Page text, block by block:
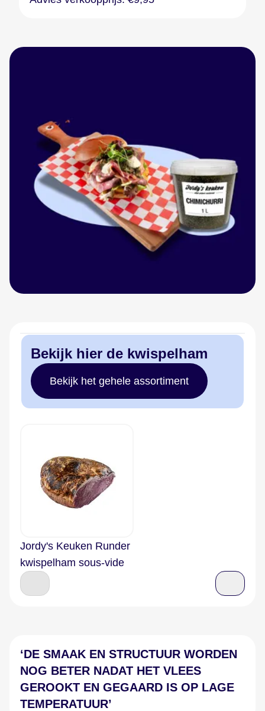
Bekijk hier de kwispelham
Bekijk het gehele assortiment
Jordy's Keuken Runder
kwispelham sous-vide
‘DE SMAAK EN STRUCTUUR WORDEN
NOG BETER NADAT HET VLEES
GEROOKT EN GEGAARD IS OP LAGE
TEMPERATUUR’